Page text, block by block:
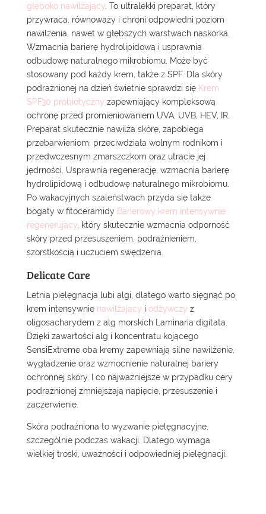
głęboko nawilżający. To ultralekki preparat, który
przywraca, równoważy i chroni odpowiedni poziom
nawilżenia, nawet w głębszych warstwach naskórka.
Wzmacnia barierę hydrolipidową i usprawnia
odbudowę naturalnego mikrobiomu. Może być
stosowany pod każdy krem, także z SPF. Dla skóry
podrażnionej na dzień świetnie sprawdzi się Krem
SPF30 probiotyczny zapewniający kompleksową
ochronę przed promieniowaniem UVA, UVB, HEV, IR.
Preparat skutecznie nawilża skórę, zapobiega
przebarwieniom, przeciwdziała wolnym rodnikom i
przedwczesnym zmarszczkom oraz utracie jej
jędrności. Usprawnia regenerację, wzmacnia barierę
hydrolipidową i odbudowę naturalnego mikrobiomu.
Po wakacyjnych szaleństwach przyda się także
bogaty w fitoceramidy Barierowy krem intensywnie
regenerujący, który skutecznie wzmacnia odporność
skóry przed przesuszeniem, podrażnieniem,
szorstkością i uczuciem swędzenia.
Delicate Care
Letnia pielęgnacja lubi algi, dlatego warto sięgnąć po
krem intensywnie nawilżający i odżywczy z
oligosacharydem z alg morskich Laminaria digitata.
Dzięki zawartości alg i koncentratu kojącego
SensiExtreme oba kremy zapewniają silne nawilżenie,
wygładzenie oraz wzmocnienie naturalnej bariery
ochronnej skóry. I co najważniejsze w przypadku cery
podrażnionej zmniejszają napięcie, przesuszenie i
zaczerwienie.
Skóra podrażniona to wyzwanie pielęgnacyjne,
szczególnie podczas wakacji. Dlatego wymaga
wielkiej troski, uważności i odpowiedniej pielęgnacji.